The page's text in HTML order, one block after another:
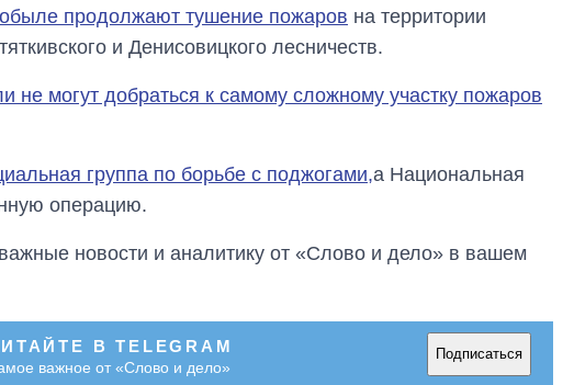
продолжают тушение пожаров на территории
и Денисовицкого лесничеств.
не могут добраться к самому сложному участку пожаров
группа по борьбе с поджогами,а Национальная
операцию.
новости и аналитику от «Слово и дело» в вашем
В TELEGRAM
важное от «Слово и дело»
Подписаться
картофеля
войны